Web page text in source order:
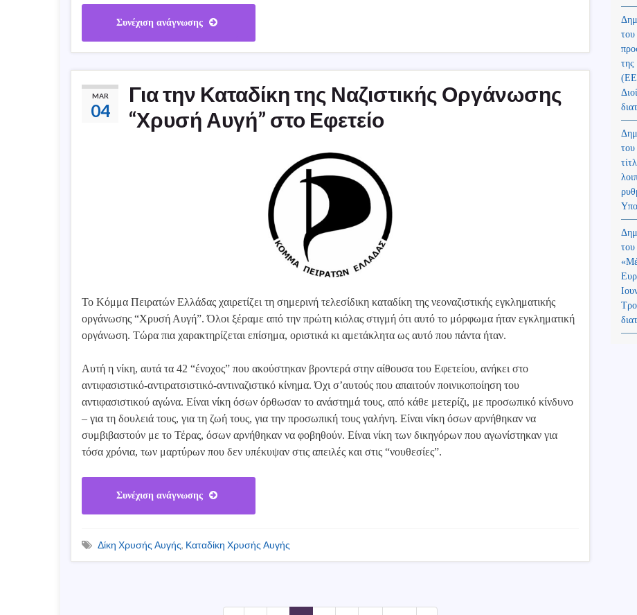
Συνέχιση ανάγνωσης
MAR
04
Για την Καταδίκη της Ναζιστικής Οργάνωσης
“Χρυσή Αυγή” στο Εφετείο
Το Κόμμα Πειρατών Ελλάδας χαιρετίζει τη σημερινή τελεσίδικη καταδίκη της νεοναζιστικής εγκληματικής
οργάνωσης “Χρυσή Αυγή”. Όλοι ξέραμε από την πρώτη κιόλας στιγμή ότι αυτό το μόρφωμα ήταν εγκληματική
οργάνωση. Τώρα πια χαρακτηρίζεται επίσημα, οριστικά κι αμετάκλητα ως αυτό που πάντα ήταν.
Αυτή η νίκη, αυτά τα 42 “ένοχος” που ακούστηκαν βροντερά στην αίθουσα του Εφετείου, ανήκει στο
αντιφασιστικό-αντιρατσιστικό-αντιναζιστικό κίνημα. Όχι σ’αυτούς που απαιτούν ποινικοποίηση του
αντιφασιστικού αγώνα. Είναι νίκη όσων όρθωσαν το ανάστημά τους, από κάθε μετερίζι, με προσωπικό κίνδυνο
– για τη δουλειά τους, για τη ζωή τους, για την προσωπική τους γαλήνη. Είναι νίκη όσων αρνήθηκαν να
συμβιβαστούν με το Τέρας, όσων αρνήθηκαν να φοβηθούν. Είναι νίκη των δικηγόρων που αγωνίστηκαν για
τόσα χρόνια, των μαρτύρων που δεν υπέκυψαν στις απειλές και στις “νουθεσίες”.
Συνέχιση ανάγνωσης
Δίκη Χρυσής Αυγής, Καταδίκη Χρυσής Αυγής
του
του
του